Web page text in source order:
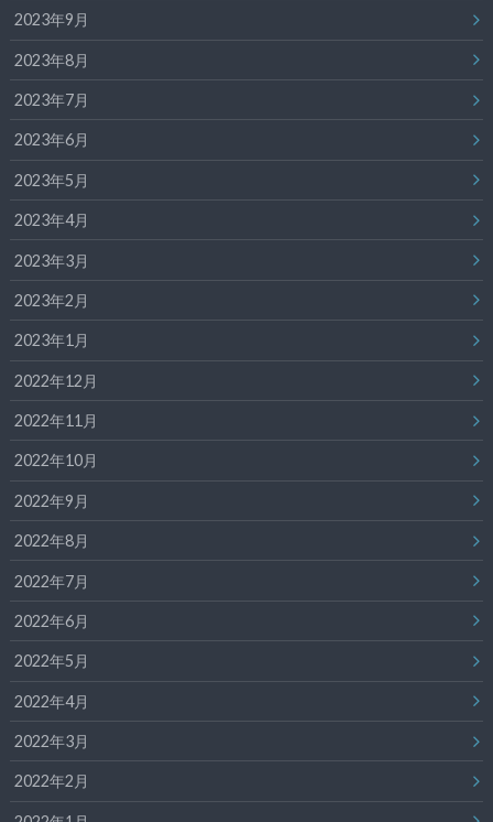
2023年9月
2023年8月
2023年7月
2023年6月
2023年5月
2023年4月
2023年3月
2023年2月
2023年1月
2022年12月
2022年11月
2022年10月
2022年9月
2022年8月
2022年7月
2022年6月
2022年5月
2022年4月
2022年3月
2022年2月